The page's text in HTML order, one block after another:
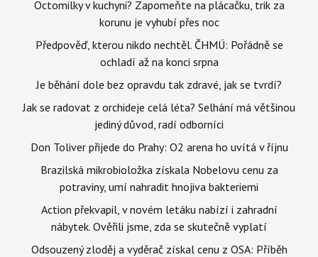
Octomilky v kuchyni? Zapomeňte na plácačku, trik za
korunu je vyhubí přes noc
Předpověď, kterou nikdo nechtěl. ČHMÚ: Pořádně se
ochladí až na konci srpna
Je běhání dole bez opravdu tak zdravé, jak se tvrdí?
Jak se radovat z orchideje celá léta? Selhání má většinou
jediný důvod, radí odborníci
Don Toliver přijede do Prahy: O2 arena ho uvítá v říjnu
Brazilská mikrobioložka získala Nobelovu cenu za
potraviny, umí nahradit hnojiva bakteriemi
Action překvapil, v novém letáku nabízí i zahradní
nábytek. Ověřili jsme, zda se skutečně vyplatí
Odsouzený zloděj a vyděrač získal cenu z OSA: Příběh